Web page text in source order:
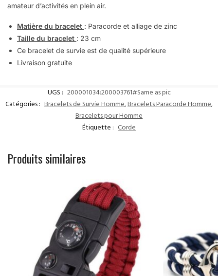
amateur d’activités en plein air.
Matière du bracelet : Paracorde et alliage de zinc
Taille du bracelet : 23 cm
Ce bracelet de survie est de qualité supérieure
Livraison gratuite
UGS : 200001034:200003761#Same as pic
Catégories : Bracelets de Survie Homme,Bracelets Paracorde Homme,
Bracelets pour Homme
Étiquette : Corde
Produits similaires